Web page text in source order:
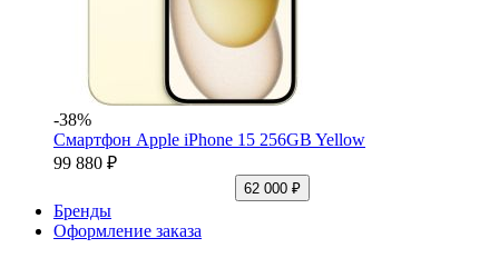
-38%
Смартфон Apple iPhone 15 256GB Yellow
99 880 ₽
62 000 ₽
Бренды
Оформление заказа